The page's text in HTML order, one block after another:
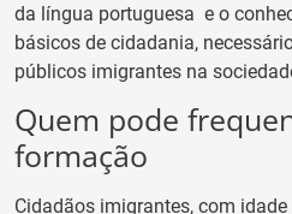
da língua portuguesa e o
básicos de cidadania,
públicos imigrantes na
Quem pode
formação
Cidadãos imigrantes, com